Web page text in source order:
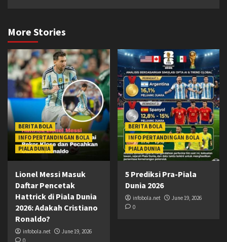
More Stories
BERITA BOLA
INFO PERTANDINGAN BOLA
PIALA DUNIA
Lionel Messi Masuk
Daftar Pencetak
Hattrick di Piala Dunia
2026: Adakah Cristiano
Ronaldo?
infobola.net
June 19, 2026
BERITA BOLA
INFO PERTANDINGAN BOLA
PIALA DUNIA
5 Prediksi Pra-Piala
Dunia 2026
infobola.net
June 19, 2026
0